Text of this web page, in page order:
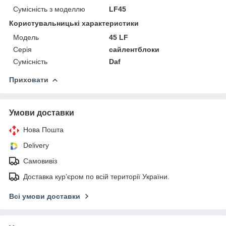
Сумісність з моделлю
LF45
Користувальницькі характеристики
Мoдель
45 LF
Серія
сайлентблоки
Сумісність
Daf
Приховати
Умови доставки
Нова Пошта
Delivery
Самовивіз
Доставка кур’єром по всій території України.
Всі умови доставки